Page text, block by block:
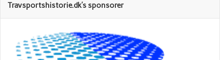
Travsportshistorie.dk’s sponsorer